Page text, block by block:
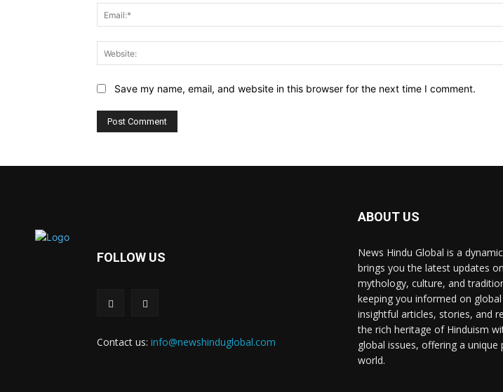
Save my name, email, and website in this browser for the next time I comment.
FOLLOW US
Contact us: info@newshinduglobal.com
ABOUT US
News Hindu Global is a
brings you the latest updates
mythology, culture, and
keeping you informed on
insightful articles, stories, and
the rich heritage of Hinduism
global issues, offering a unique
world.